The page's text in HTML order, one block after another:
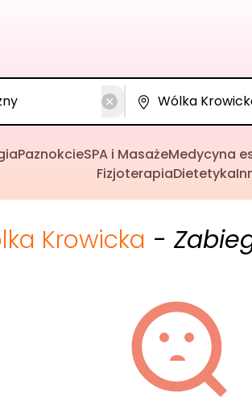
PaznokcieSPA i MasażeMedycyna
FizjoterapiaDietetyka
Krowicka -